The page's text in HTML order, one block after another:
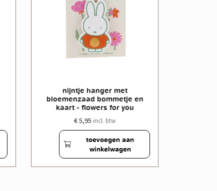
nijntje hanger met
bloemenzaad bommetje en
kaart - flowers for you
€ 5,95 incl. btw
toevoegen aan
winkelwagen